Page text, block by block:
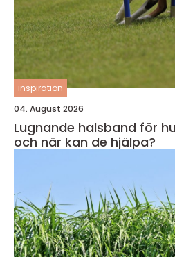
inspiration
04. August 2026
Lugnande halsband för hund hur
och när kan de hjälpa?